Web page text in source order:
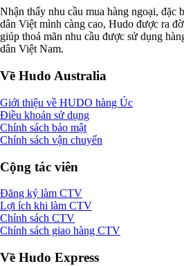
Nhận thấy nhu cầu mua hàng ngoại, đặc
dân Việt mình càng cao, Hudo được ra
giúp thoả mãn nhu cầu được sử dụng
dân Việt Nam.
Về Hudo Australia
Giới thiệu về HUDO hàng Úc
Điều khoản sử dụng
Chính sách bảo mật
Chính sách vận chuyển
Cộng tác viên
Đăng ký làm CTV
Lợi ích khi làm CTV
Chính sách CTV
Chính sách giao hàng CTV
Về Hudo Express